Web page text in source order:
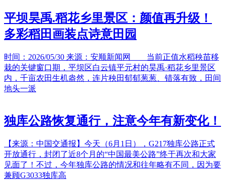
平坝昊禹.稻花乡里景区：颜值再升级！
多彩稻田画装点诗意田园
时间：2026/05/30 来源：安顺新闻网 当前正值水稻秧苗移
栽的关键窗口期，平坝区白云镇平元村的昊禹·稻花乡里景区
内，千亩农田生机盎然，连片秧田郁郁葱葱、错落有致，田间
地头一派
独库公路恢复通行，注意今年有新变化！
【来源：中国交通报】今天（6月1日），G217独库公路正式
开放通行，封闭了近8个月的“中国最美公路”终于再次和大家
见面了！不过，今年独库公路的情况和往年略有不同，因为要
兼顾G3033独库高